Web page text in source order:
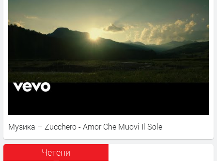
Музика – Zucchero - Amor Che Muovi Il Sole
Четени